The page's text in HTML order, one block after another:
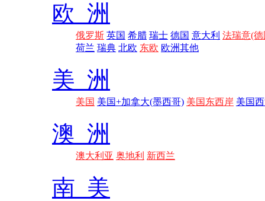
欧 洲
俄罗斯 英国 希腊 瑞士 德国 意大利 法瑞意(德
荷兰 瑞典 北欧 东欧 欧洲其他
美 洲
美国 美国+加拿大(墨西哥) 美国东西岸 美国
澳 洲
澳大利亚 奥地利 新西兰
南 美